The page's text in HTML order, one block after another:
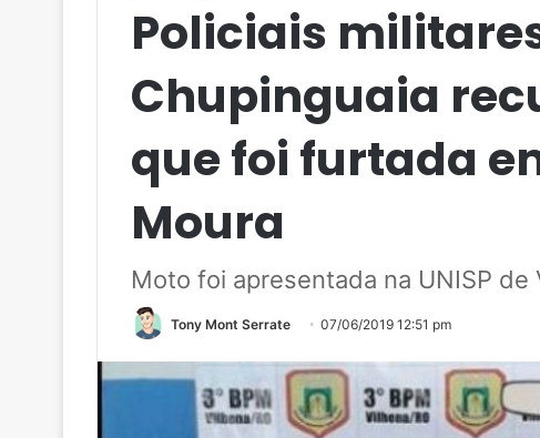
Policiais
Chupinguaia
que foi furtada
Moura
Moto foi apresentada na UNISP de
Tony Mont Serrate 07/06/2019 12:51 pm